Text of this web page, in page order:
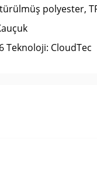
polyester,
Teknoloji: CloudTec